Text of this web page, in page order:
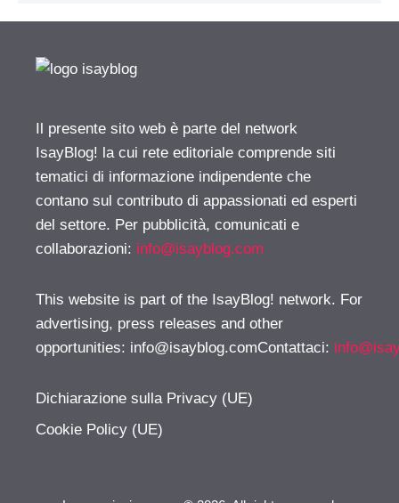
Il presente sito web è parte del network
IsayBlog! la cui rete editoriale comprende siti
tematici di informazione indipendente che
contano sul contributo di appassionati ed esperti
del settore. Per pubblicità, comunicati e
collaborazioni: info@isayblog.com
This website is part of the IsayBlog! network. For
advertising, press releases and other
opportunities: info@isayblog.comContattaci:
Dichiarazione sulla Privacy (UE)
Cookie Policy (UE)